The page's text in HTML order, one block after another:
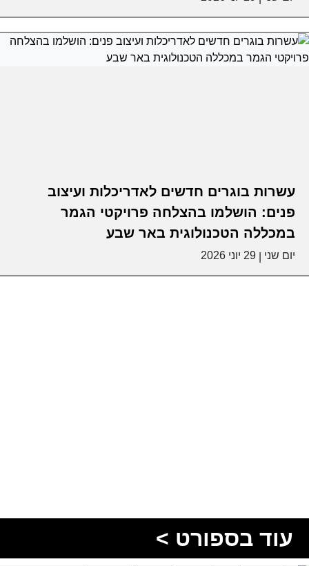
עשרות בוגרים חדשים לאדריכלות ועיצוב
פנים: הושלמו בהצלחה פרויקטי הגמר
במכללה הטכנולוגית באר שבע
יום שני 29 יוני 2026
עוד בספורט >